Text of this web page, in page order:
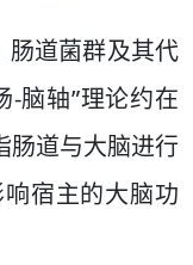
肠道菌群及其代
-脑轴”理论约在
肠道与大脑进行
宿主的大脑功